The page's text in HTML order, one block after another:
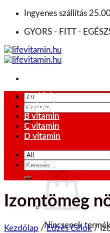
Skip
content
Ingyenes szállítás
GYORS - FITT -
Keresés
a
következőre:
0Ft
Nincsenek
Főoldal
A vitamin
B vitamin
C vitamin
D vitamin
Keresés
következőre:
Izomtömeg
Kezdőlap / Edzés Célok /